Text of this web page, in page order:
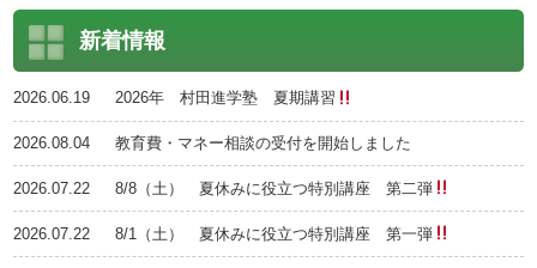
新着情報
2026.06.19 2026年 村田進学塾 夏期講習
2026.08.04 教育費・マネー相談の受付を開始しました
2026.07.22 8/8（土） 夏休みに役立つ特別講座 第二弾
2026.07.22 8/1（土） 夏休みに役立つ特別講座 第一弾